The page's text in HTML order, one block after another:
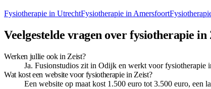
Fysiotherapie in UtrechtFysiotherapie in Amersfoort
Veelgestelde vragen over fysiotherapie in
Werken jullie ook in Zeist?
Ja. Fusionstudios zit in Odijk en werkt voor fysiotherapie
Wat kost een website voor fysiotherapie in Zeist?
Een website op maat kost 1.500 euro tot 3.500 euro, een